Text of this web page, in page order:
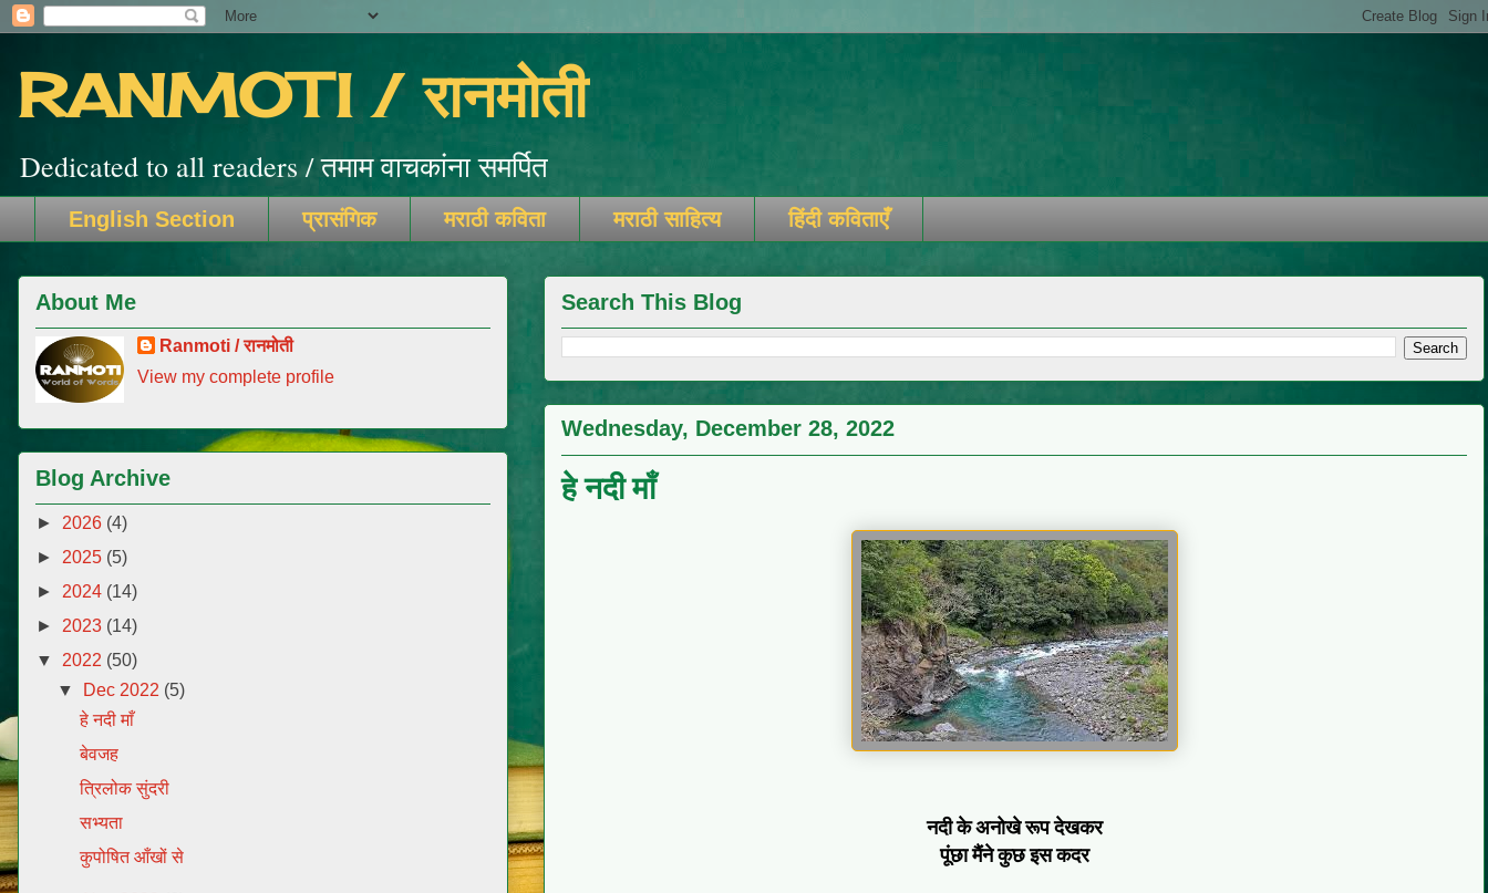
RANMOTI / रानमोती
Dedicated to all readers / तमाम वाचकांना समर्पित
English Section प्रासंगिक मराठी कविता मराठी साहित्य हिंदी कविताएँ
Search This Blog
Wednesday, December 28, 2022
हे नदी माँ
नदी के अनोखे रूप देखकर
पूंछा मैंने कुछ इस कदर
About Me
Ranmoti / रानमोती
View my complete profile
Blog Archive
► 2026 (4)
► 2025 (5)
► 2024 (14)
► 2023 (14)
▼ 2022 (50)
▼
Dec 2022 (5)
हे नदी माँ
बेवजह
त्रिलोक सुंदरी
सभ्यता
कुपोषित आँखों से